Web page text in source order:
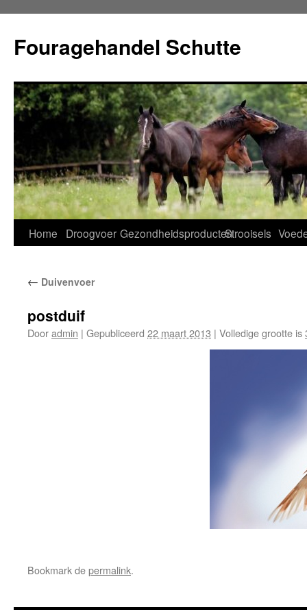
de
inhoud
Fouragehandel Schutte
Home Droogvoer GezondheidsproductenStrooisels
← Duivenvoer
postduif
Dooradmin | Gepubliceerd 22 maart 2013 | Volledige grootte is
Bookmark depermalink.